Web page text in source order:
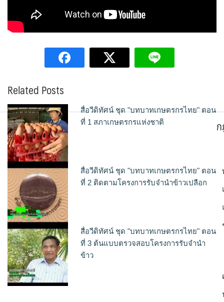
Related Posts
สื่อวีดิทัศน์ ชุด "บทบาทเกษตรกรไทย" ตอน
ที่ 1 สภาเกษตรกรแห่งชาติ
สื่อวีดิทัศน์ ชุด "บทบาทเกษตรกรไทย" ตอน
ที่ 2 ติดตามโครงการรับจำนำข้าวเปลือก
สื่อวีดิทัศน์ ชุด "บทบาทเกษตรกรไทย" ตอน
ที่ 3 ต้นแบบตรวจสอบโครงการรับจำนำ
ข้าว